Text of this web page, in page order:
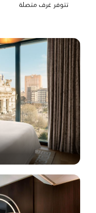
تتوفر غرف متصلة